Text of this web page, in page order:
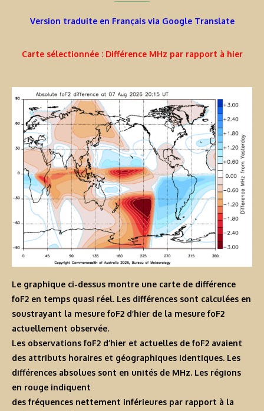
Version traduite en Français via Google Translate
Carte sélectionnée : Différence MHz par rapport à hier
Le graphique ci-dessus montre une carte de différence
foF2 en temps quasi réel. Les différences sont calculées en
soustrayant la mesure foF2 d’hier de la mesure foF2
actuellement observée.
Les observations foF2 d’hier et actuelles de foF2 avaient
des attributs horaires et géographiques identiques. Les
différences absolues sont en unités de MHz. Les régions
en rouge indiquent
des fréquences nettement inférieures par rapport à la